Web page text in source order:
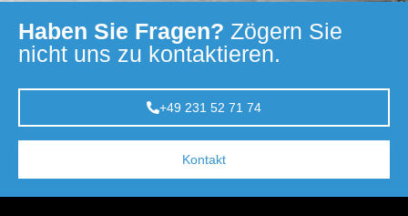
Haben Sie Fragen? Zögern Sie
nicht uns zu kontaktieren.
+49 231 52 71 74
Kontakt